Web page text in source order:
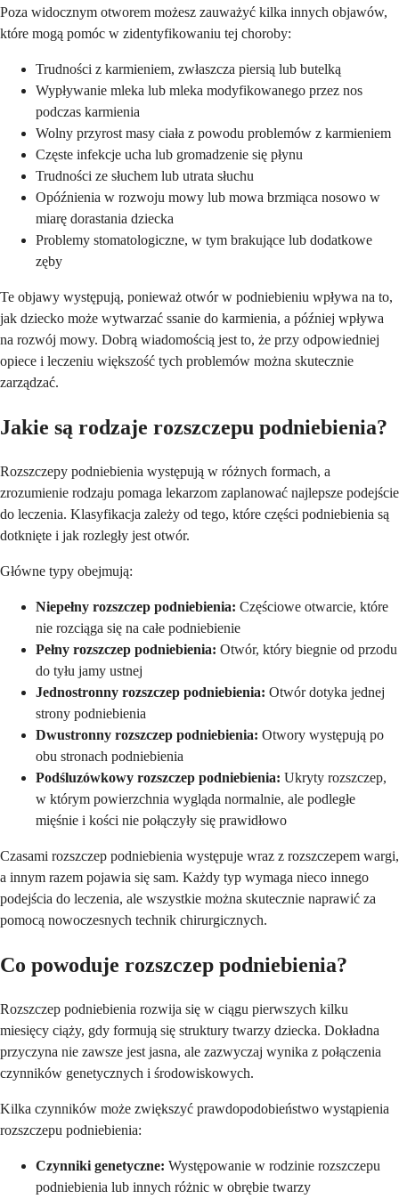
Poza widocznym otworem możesz zauważyć kilka innych objawów,
które mogą pomóc w zidentyfikowaniu tej choroby:
Trudności z karmieniem, zwłaszcza piersią lub butelką
Wypływanie mleka lub mleka modyfikowanego przez nos
podczas karmienia
Wolny przyrost masy ciała z powodu problemów z karmieniem
Częste infekcje ucha lub gromadzenie się płynu
Trudności ze słuchem lub utrata słuchu
Opóźnienia w rozwoju mowy lub mowa brzmiąca nosowo w
miarę dorastania dziecka
Problemy stomatologiczne, w tym brakujące lub dodatkowe
zęby
Te objawy występują, ponieważ otwór w podniebieniu wpływa na to,
jak dziecko może wytwarzać ssanie do karmienia, a później wpływa
na rozwój mowy. Dobrą wiadomością jest to, że przy odpowiedniej
opiece i leczeniu większość tych problemów można skutecznie
zarządzać.
Jakie są rodzaje rozszczepu podniebienia?
Rozszczepy podniebienia występują w różnych formach, a
zrozumienie rodzaju pomaga lekarzom zaplanować najlepsze podejście
do leczenia. Klasyfikacja zależy od tego, które części podniebienia są
dotknięte i jak rozległy jest otwór.
Główne typy obejmują:
Niepełny rozszczep podniebienia: Częściowe otwarcie, które
nie rozciąga się na całe podniebienie
Pełny rozszczep podniebienia: Otwór, który biegnie od przodu
do tyłu jamy ustnej
Jednostronny rozszczep podniebienia: Otwór dotyka jednej
strony podniebienia
Dwustronny rozszczep podniebienia: Otwory występują po
obu stronach podniebienia
Podśluzówkowy rozszczep podniebienia: Ukryty rozszczep,
w którym powierzchnia wygląda normalnie, ale podległe
mięśnie i kości nie połączyły się prawidłowo
Czasami rozszczep podniebienia występuje wraz z rozszczepem wargi,
a innym razem pojawia się sam. Każdy typ wymaga nieco innego
podejścia do leczenia, ale wszystkie można skutecznie naprawić za
pomocą nowoczesnych technik chirurgicznych.
Co powoduje rozszczep podniebienia?
Rozszczep podniebienia rozwija się w ciągu pierwszych kilku
miesięcy ciąży, gdy formują się struktury twarzy dziecka. Dokładna
przyczyna nie zawsze jest jasna, ale zazwyczaj wynika z połączenia
czynników genetycznych i środowiskowych.
Kilka czynników może zwiększyć prawdopodobieństwo wystąpienia
rozszczepu podniebienia:
Czynniki genetyczne: Występowanie w rodzinie rozszczepu
podniebienia lub innych różnic w obrębie twarzy